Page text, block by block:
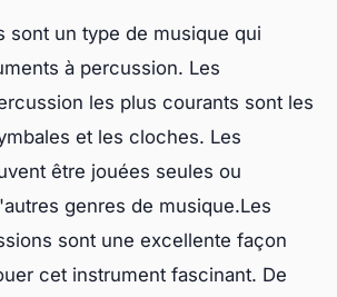
sont un type de musique qui
à percussion. Les
les plus courants sont les
et les cloches. Les
être jouées seules ou
genres de musique.Les
sont une excellente façon
cet instrument fascinant. De